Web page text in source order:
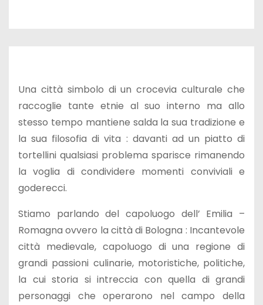
Una città simbolo di un crocevia culturale che
raccoglie tante etnie al suo interno ma allo
stesso tempo mantiene salda la sua tradizione e
la sua filosofia di vita : davanti ad un piatto di
tortellini qualsiasi problema sparisce rimanendo
la voglia di condividere momenti conviviali e
goderecci.
Stiamo parlando del capoluogo dell’ Emilia –
Romagna ovvero la città di Bologna : Incantevole
città medievale, capoluogo di una regione di
grandi passioni culinarie, motoristiche, politiche,
la cui storia si intreccia con quella di grandi
personaggi che operarono nel campo della